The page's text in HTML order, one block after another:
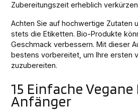
Zubereitungszeit erheblich
Achten Sie auf hochwertige Zutaten
stets die Etiketten. Bio-Produkte
Geschmack verbessern. Mit dieser
bestens vorbereitet, um Ihre ersten
zuzubereiten.
15 Einfache
Anfänger